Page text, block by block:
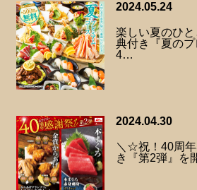
2024.05.24
楽しい夏のひ
典付き『夏のプ
4…
2024.04.30
＼☆祝！40周
き『第2弾』を